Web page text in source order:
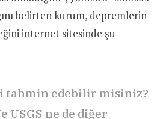
belirten kurum, depremlerin
internet sitesinde şu
tahmin edebilir misiniz?
USGS ne de diğer